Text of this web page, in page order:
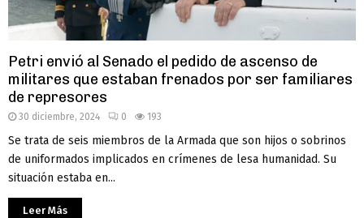
Petri envió al Senado el pedido de ascenso de
militares que estaban frenados por ser familiares
de represores
30 diciembre, 2024 0 193
Se trata de seis miembros de la Armada que son hijos o sobrinos
de uniformados implicados en crímenes de lesa humanidad. Su
situación estaba en...
Leer Más